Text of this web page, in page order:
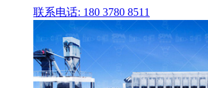
联系电话: 180 3780 8511